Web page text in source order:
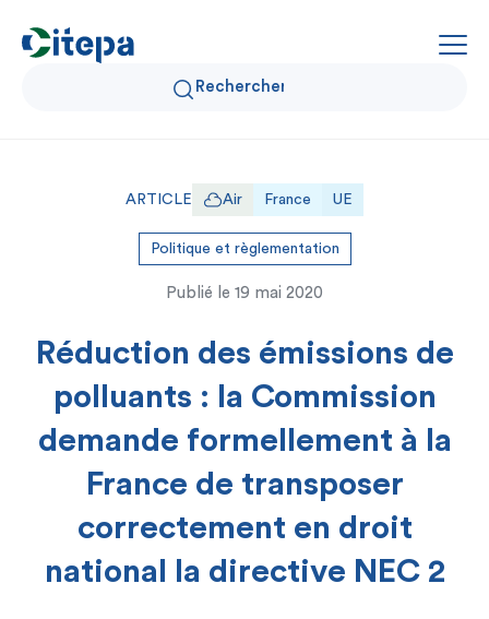
Qui sommes-nous ?
Données Air et Climat
Expertise et solutions
ARTICLE Air France UE
Politique et règlementation
Publié le 19 mai 2020
Réduction des émissions de
polluants : la Commission
demande formellement à la
France de transposer
correctement en droit
national la directive NEC 2